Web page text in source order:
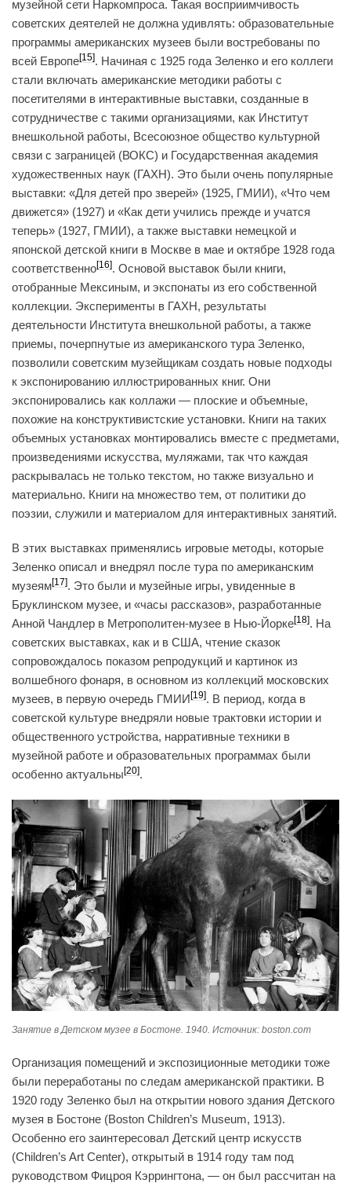
музейной сети Наркомпроса. Такая восприимчивость
советских деятелей не должна удивлять: образовательные
программы американских музеев были востребованы по
всей Европе [15] . Начиная с 1925 года Зеленко и его коллеги
стали включать американские методики работы с
посетителями в интерактивные выставки, созданные в
сотрудничестве с такими организациями, как Институт
внешкольной работы, Всесоюзное общество культурной
связи с заграницей (ВОКС) и Государственная академия
художественных наук (ГАХН). Это были очень популярные
выставки: «Для детей про зверей» (1925, ГМИИ), «Что чем
движется» (1927) и «Как дети учились прежде и учатся
теперь» (1927, ГМИИ), а также выставки немецкой и
японской детской книги в Москве в мае и октябре 1928 года
соответственно [16] . Основой выставок были книги,
отобранные Мексиным, и экспонаты из его собственной
коллекции. Эксперименты в ГАХН, результаты
деятельности Института внешкольной работы, а также
приемы, почерпнутые из американского тура Зеленко,
позволили советским музейщикам создать новые подходы
к экспонированию иллюстрированных книг. Они
экспонировались как коллажи — плоские и объемные,
похожие на конструктивистские установки. Книги на таких
объемных установках монтировались вместе с предметами,
произведениями искусства, муляжами, так что каждая
раскрывалась не только текстом, но также визуально и
материально. Книги на множество тем, от политики до
поэзии, служили и материалом для интерактивных занятий.
В этих выставках применялись игровые методы, которые
Зеленко описал и внедрял после тура по американским
музеям [17] . Это были и музейные игры, увиденные в
Бруклинском музее, и «часы рассказов», разработанные
Анной Чандлер в Метрополитен-музее в Нью-Йорке [18] . На
советских выставках, как и в США, чтение сказок
сопровождалось показом репродукций и картинок из
волшебного фонаря, в основном из коллекций московских
музеев, в первую очередь ГМИИ [19] . В период, когда в
советской культуре внедряли новые трактовки истории и
общественного устройства, нарративные техники в
музейной работе и образовательных программах были
особенно актуальны [20] .
Занятие в Детском музее в Бостоне. 1940. Источник: boston.com
Организация помещений и экспозиционные методики тоже
были переработаны по следам американской практики. В
1920 году Зеленко был на открытии нового здания Детского
музея в Бостоне (Boston Children’s Museum, 1913).
Особенно его заинтересовал Детский центр искусств
(Children’s Art Center), открытый в 1914 году там под
руководством Фицроя Кэррингтона, — он был рассчитан на